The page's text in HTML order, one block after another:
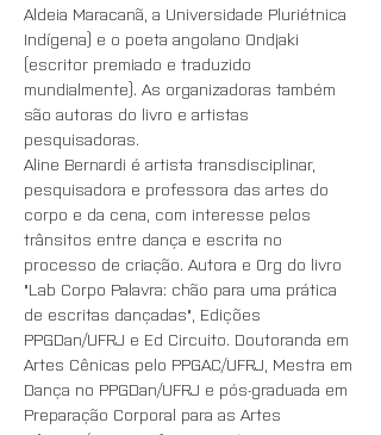
Aldeia Maracanã, a Universidade Pluriétnica
Indígena) e o poeta angolano Ondjaki
(escritor premiado e traduzido
mundialmente). As organizadoras também
são autoras do livro e artistas
pesquisadoras.
Aline Bernardi é artista transdisciplinar,
pesquisadora e professora das artes do
corpo e da cena, com interesse pelos
trânsitos entre dança e escrita no
processo de criação. Autora e Org do livro
"Lab Corpo Palavra: chão para uma prática
de escritas dançadas", Edições
PPGDan/UFRJ e Ed Circuito. Doutoranda em
Artes Cênicas pelo PPGAC/UFRJ, Mestra em
Dança no PPGDan/UFRJ e pós-graduada em
Preparação Corporal para as Artes